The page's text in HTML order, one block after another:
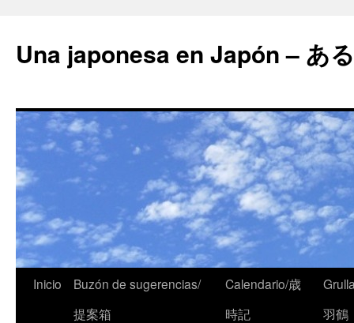
Una japonesa en Japón – あ
Inicio
Buzón de sugerencias/
提案箱
Calendario/歳
時記
羽鶴